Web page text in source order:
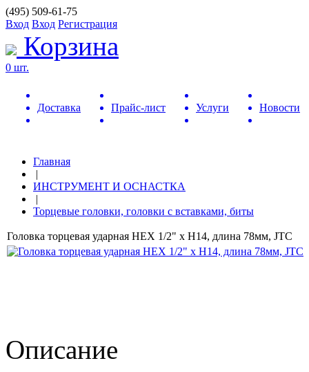
(495) 509-61-75
Вход Вход Регистрация
Корзина
0 шт.
Доставка Прайс-лист Услуги Новости
Главная
|
ИНСТРУМЕНТ И ОСНАСТКА
|
Торцевые головки, головки с вставками, биты
Головка торцевая ударная HEX 1/2" х H14, длина 78мм, JTC
Описание